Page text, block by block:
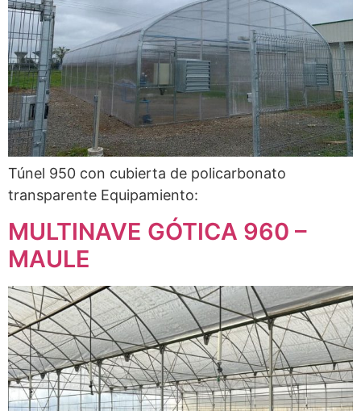
Túnel 950 con cubierta de policarbonato
transparente Equipamiento:
MULTINAVE GÓTICA 960 –
MAULE